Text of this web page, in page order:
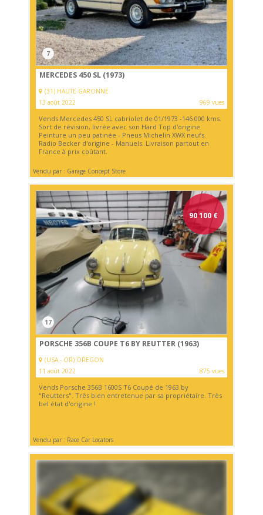
7
MERCEDES 450 SL (1973)
(31) HAUTE-GARONNE
13 août 2022
969 vues
Vends Mercedes 450 SL cabriolet de 01/1973 -146 000 kms.
Sort de révision, livrée avec son Hard Top d'origine.
Peinture un peu patinée - Pneus Michelin XWX neufs.
Radio Becker d'origine - Manuels. Livraison partout en
France à prix coûtant.
Vendu par : Garage Concept Store
90 100€
17
PORSCHE 356B COUPE T6 BY REUTTER (1963)
(USA - OR) OREGON
11 août 2022
875 vues
Vends Porsche 356B 1600S T6 Coupé de 1963 by
"Reutters". Très bien entretenue par sa propriétaire. Très
bel état d'origine !
Vendu par : Race Car Locators